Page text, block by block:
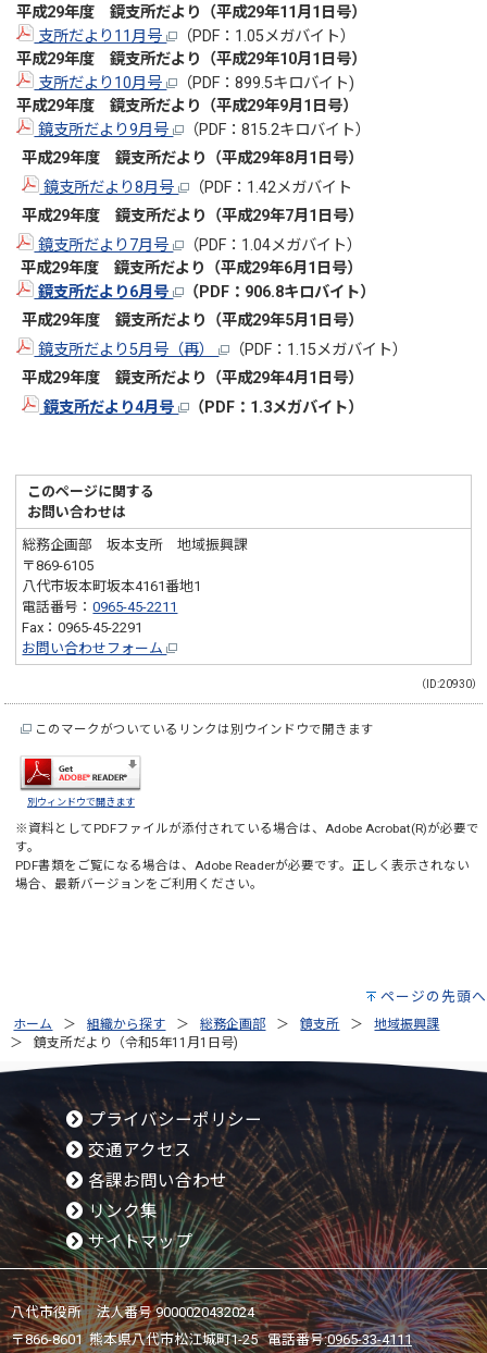
平成29年度 鏡支所だより（平成29年11月1日号）
支所だより11月号
（PDF：1.05メガバイト）
平成29年度 鏡支所だより（平成29年10月1日号）
支所だより10月号
（PDF：899.5キロバイト)
平成29年度 鏡支所だより（平成29年9月1日号）
鏡支所だより9月号
（PDF：815.2キロバイト）
平成29年度 鏡支所だより（平成29年8月1日号）
鏡支所だより8月号
（PDF：1.42メガバイト
平成29年度 鏡支所だより（平成29年7月1日号）
鏡支所だより7月号
（PDF：1.04メガバイト）
平成29年度 鏡支所だより（平成29年6月1日号）
鏡支所だより6月号
（PDF：906.8キロバイト）
平成29年度 鏡支所だより（平成29年5月1日号）
鏡支所だより5月号（再）
（PDF：1.15メガバイト）
平成29年度 鏡支所だより（平成29年4月1日号）
鏡支所だより4月号
（PDF：1.3メガバイト）
このページに関する
お問い合わせは
総務企画部 坂本支所 地域振興課
〒869-6105
八代市坂本町坂本4161番地1
電話番号：0965-45-2211
Fax：0965-45-2291
お問い合わせフォーム
（ID:20930）
このマークがついているリンクは別ウインドウで開きます
別ウィンドウで開きます
※資料としてPDFファイルが添付されている場合は、 Adobe Acrobat(R)が必要で
す。
PDF書類をご覧になる場合は、 Adobe Readerが必要です。正しく表示されない
場合、最新バージョンをご利用ください。
ページの先頭へ
ホーム 組織から探す 総務企画部 鏡支所
地域振興課
鏡支所だより（令和5年11月1日号)
プライバシーポリシー
交通アクセス
各課お問い合わせ
リンク集
サイトマップ
八代市役所 法人番号 9000020432024
〒866-8601 熊本県八代市松江城町1-25 電話番号:0965-33-4111